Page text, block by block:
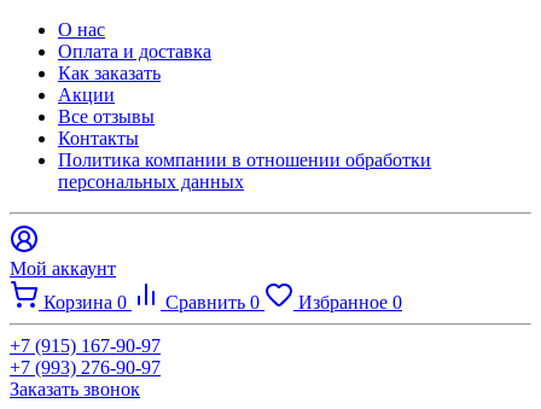
О нас
Оплата и доставка
Как заказать
Акции
Все отзывы
Контакты​
Политика компании в отношении обработки
персональных данных
Мой аккаунт
Корзина 0 Сравнить 0 Избранное 0
+7 (915) 167-90-97
+7 (993) 276-90-97
Заказать звонок